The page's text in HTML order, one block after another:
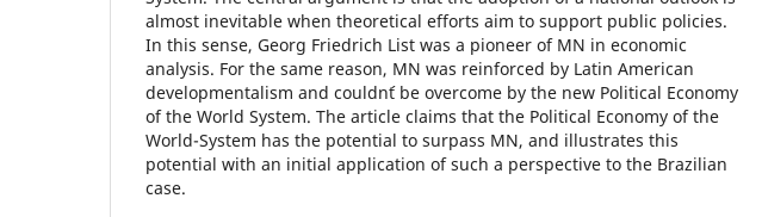
almost inevitable when theoretical efforts aim to support public policies.
In this sense, Georg Friedrich List was a pioneer of MN in economic
analysis. For the same reason, MN was reinforced by Latin American
developmentalism and couldn´t be overcome by the new Political Economy
of the World System. The article claims that the Political Economy of the
World-System has the potential to surpass MN, and illustrates this
potential with an initial application of such a perspective to the Brazilian
case.